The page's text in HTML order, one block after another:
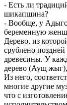
- Есть ли
шикапшина?
- Вообще, у
беременную
Дерево, из
срублено
древесины. У
дерево (Аущ
Из него,
многие другие
что с